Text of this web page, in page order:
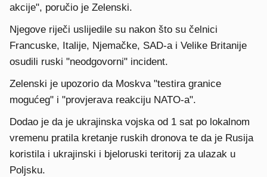
akcije", poručio je Zelenski.
Njegove riječi uslijedile su nakon što su čelnici
Francuske, Italije, Njemačke, SAD-a i Velike Britanije
osudili ruski "neodgovorni" incident.
Zelenski je upozorio da Moskva "testira granice
mogućeg" i "provjerava reakciju NATO-a".
Dodao je da je ukrajinska vojska od 1 sat po lokalnom
vremenu pratila kretanje ruskih dronova te da je Rusija
koristila i ukrajinski i bjeloruski teritorij za ulazak u
Poljsku.